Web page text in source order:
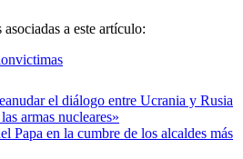
a este artículo:
victimas
el diálogo entre Ucrania y Rusia
armas nucleares»
Papa en la cumbre de los alcaldes más